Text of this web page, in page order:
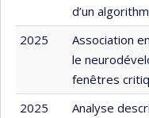
d’un
2025
Association
le
fenêtres
2025
Analyse